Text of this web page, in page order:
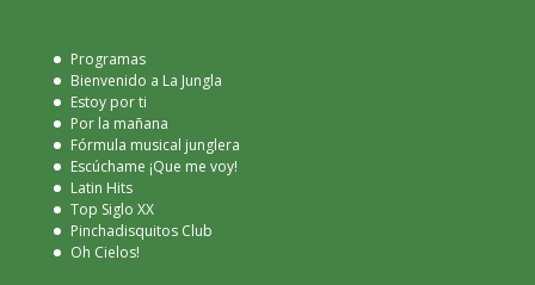
Programas
Bienvenido a La Jungla
Estoy por ti
Por la mañana
Fórmula musical junglera
Escúchame ¡Que me voy!
Latin Hits
Top Siglo XX
Pinchadisquitos Club
Oh Cielos!